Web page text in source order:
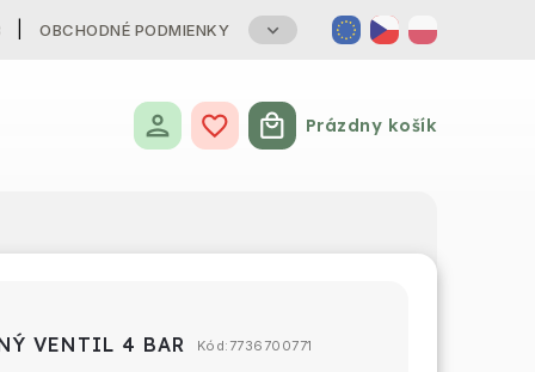
OBCHODNÉ PODMIENKY
Nákupný košík
Prázdny košík
VENTIL 4 BAR Kód: 7736700771